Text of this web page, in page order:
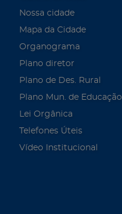
Nossa cidade
Mapa da Cidade
Organograma
Plano diretor
Plano de Des. Rural
Plano Mun. de Educação
Lei Orgânica
Telefones Úteis
Vídeo Institucional